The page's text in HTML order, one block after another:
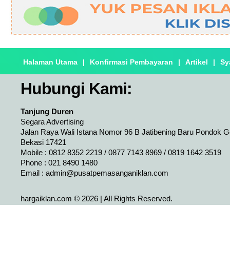
Halaman Utama | Konfirmasi Pembayaran | Artikel |
Hubungi Kami:
Tanjung Duren
Segara Advertising
Jalan Raya Wali Istana Nomor 96 B Jatibening Baru Pondok
Bekasi 17421
Mobile : 0812 8352 2219 / 0877 7143 8969 / 0819 1642 3519
Phone : 021 8490 1480
Email : admin@pusatpemasanganiklan.com
hargaiklan.com © 2026 | All Rights Reserved.